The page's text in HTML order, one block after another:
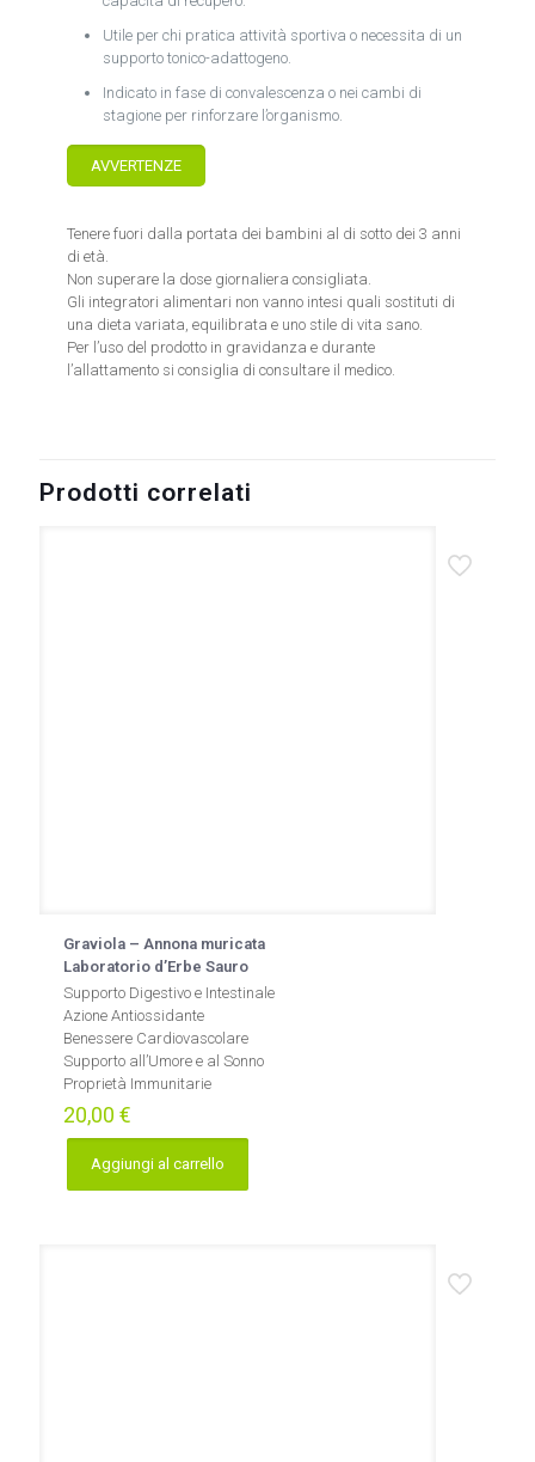
Utile per chi pratica attività sportiva o necessita di un
supporto tonico-adattogeno.
Indicato in fase di convalescenza o nei cambi di
stagione per rinforzare l’organismo.
AVVERTENZE
Tenere fuori dalla portata dei bambini al di sotto dei 3 anni
di età.
Non superare la dose giornaliera consigliata.
Gli integratori alimentari non vanno intesi quali sostituti di
una dieta variata, equilibrata e uno stile di vita sano.
Per l’uso del prodotto in gravidanza e durante
l’allattamento si consiglia di consultare il medico.
Prodotti correlati
Graviola – Annona muricata
Laboratorio d’Erbe Sauro
Supporto Digestivo e Intestinale
Azione Antiossidante
Benessere Cardiovascolare
Supporto all’Umore e al Sonno
Proprietà Immunitarie
20,00 €
Aggiungi al carrello